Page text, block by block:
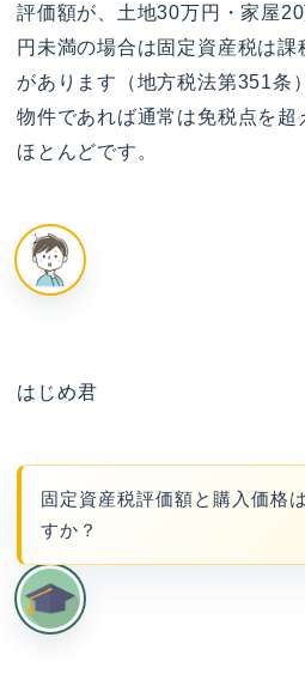
評価額が、土地30万円・家屋
円未満の場合は固定資産税は
があります（地方税法第351条
物件であれば通常は免税点を
ほとんどです。
はじめ君
固定資産税評価額と購入価格
すか？